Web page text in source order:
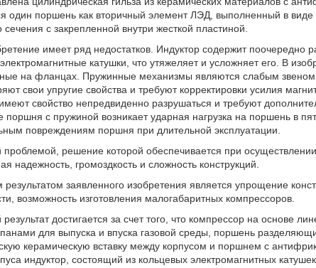
один поршень как вторичный элемент ЛЭД, выполненный в
сечения с закрепленной внутри жесткой пластиной.
имеет ряд недостатков. Индуктор содержит
катушки, что утяжеляет и усложняет его. В
на фланцах. Пружинные механизмы являются слабым звеном
свои упругие свойства и требуют корректировки усилия
свойство непредвиденно разрушаться и требуют
поршня с пружиной возникает ударная нагрузка на поршень в
повреждениям поршня при длительной эксплуатации.
проблемой, решение которой обеспечивается при
надежность, громоздкость и сложность конструкций.
результатом заявленного изобретения является упрощение
возможность изготовления малогабаритных компрессоров.
результат достигается за счет того, что компрессор на основе
для выпуска и впуска газовой среды, поршень
керамическую вставку между корпусом и поршнем с
индуктор, состоящий из кольцевых электромагнитных